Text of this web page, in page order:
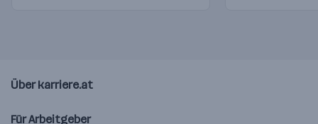
Über karriere.at
Für Arbeitgeber